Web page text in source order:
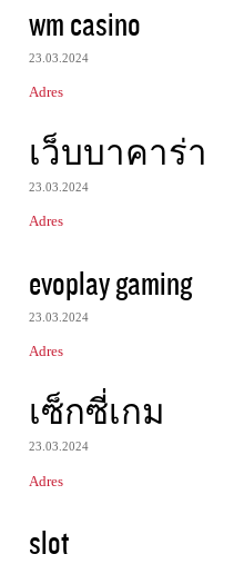
wm casino
23.03.2024
Adres
เว็บบาคาร่า
23.03.2024
Adres
evoplay gaming
23.03.2024
Adres
เซ็กซี่เกม
23.03.2024
Adres
slot